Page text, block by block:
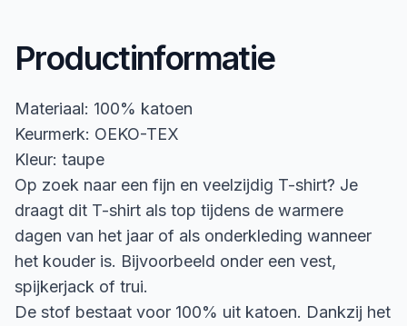
Productinformatie
Materiaal: 100% katoen
Keurmerk: OEKO-TEX
Kleur: taupe
Op zoek naar een fijn en veelzijdig T-shirt? Je
draagt dit T-shirt als top tijdens de warmere
dagen van het jaar of als onderkleding wanneer
het kouder is. Bijvoorbeeld onder een vest,
spijkerjack of trui.
De stof bestaat voor 100% uit katoen. Dankzij het